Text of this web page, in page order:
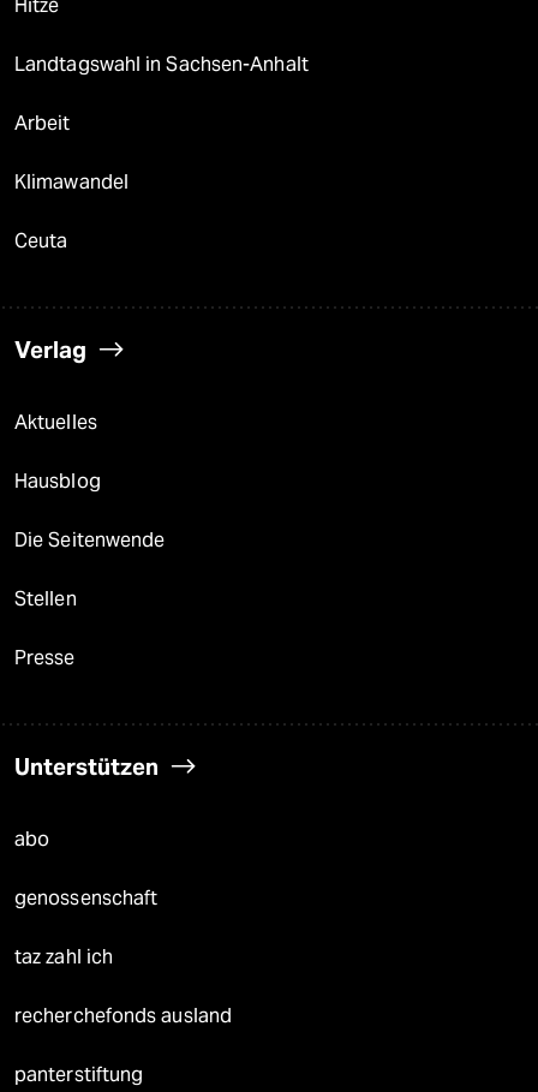
Hitze
Landtagswahl in Sachsen-Anhalt
Arbeit
Klimawandel
Ceuta
Verlag
Aktuelles
Hausblog
Die Seitenwende
Stellen
Presse
Unterstützen
abo
genossenschaft
taz zahl ich
recherchefonds ausland
panterstiftung